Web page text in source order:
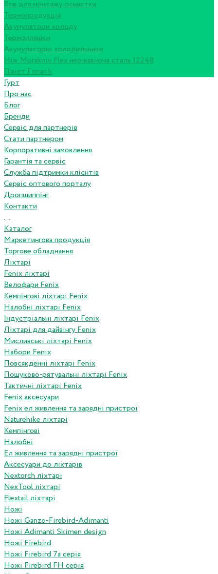
Все для монтажу оснастки
Термопродукція
Акумулятори холоду
Термопляшки
Акумуляторні холодильники
Ніж Morakniv Flex нержавіюча сталь 12248
Пакет Fonarik
Гурт
Про нас
Блог
Бренди
Сервіс для партнерів
Стати партнером
Корпоративні замовлення
Гарантія та сервіс
Служба підтримки клієнтів
Сервіс оптового порталу
Дропшиппінг
Контакти
...
Каталог
Маркетингова продукція
Торгове обладнання
Ліхтарі
Fenix ліхтарі
Велофари Fenix
Кемпінгові ліхтарі Fenix
Налобні ліхтарі Fenix
Індустріальні ліхтарі Fenix
Ліхтарі для дайвінгу Fenix
Мисливські ліхтарі Fenix
Набори Fenix
Повсякденні ліхтарі Fenix
Пошуково-рятувальні ліхтарі Fenix
Тактичні ліхтарі Fenix
Fenix аксесуари
Fenix ел живлення та зарядні пристрої
Naturehike ліхтарі
Кемпінгові
Налобні
Ел живлення та зарядні пристрої
Аксесуари до ліхтарів
Nextorch ліхтарі
NexTool ліхтарі
Flextail ліхтарі
Ножі
Ножі Ganzo-Firebird-Adimanti
Ножі Adimanti Skimen design
Ножі Firebird
Ножі Firebird 7а серія
Ножі Firebird FH серія